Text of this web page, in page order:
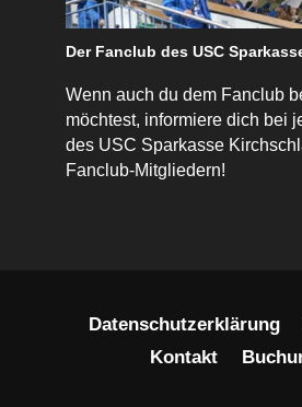
Der Fanclub des USC
Wenn auch du dem Fanclub
möchtest, informiere dich bei
des USC Sparkasse
Fanclub-Mitgliedern!
Datenschutzerklärung
Kontakt